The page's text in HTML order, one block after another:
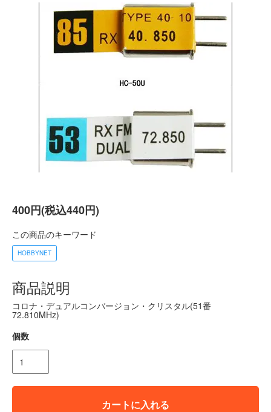
400円(税込440円)
この商品のキーワード
HOBBYNET
商品説明
コロナ・デュアルコンバージョン・クリスタル(51番
72.810MHz)
個数
カートに入れる